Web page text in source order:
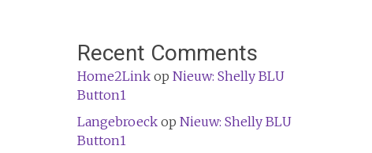
Recent Comments
Home2Linkop Nieuw: Shelly BLU
Button1
Langebroeckop Nieuw: Shelly BLU
Button1